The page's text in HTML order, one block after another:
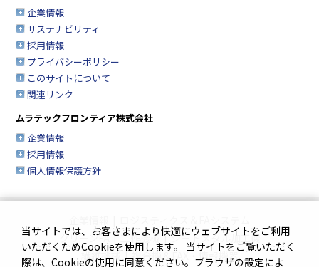
企業情報
サステナビリティ
採用情報
プライバシーポリシー
このサイトについて
関連リンク
ムラテックフロンティア株式会社
企業情報
採用情報
個人情報保護方針
クリーンFA | 工作機械 | シートメタル加工機
繊維機械 | 複合機＆FAX・情報機器
当サイトでは、お客さまにより快適にウェブサイトをご利用
いただくためCookieを使用します。 当サイトをご覧いただく
際は、Cookieの使用に同意ください。ブラウザの設定によ